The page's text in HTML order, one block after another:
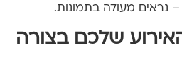
נראים מעולה בתמונות.
שלכם בצורה